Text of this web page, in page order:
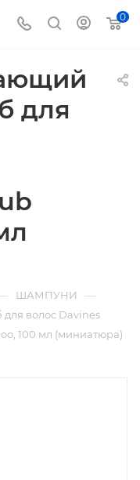
0
для
ШАМПУНИ —
волос Davines
100 мл (миниатюра)